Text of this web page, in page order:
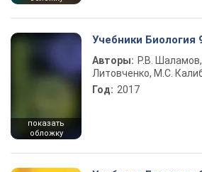
показать
обложку
Учебники Биология
Авторы: Р.В. Шаламов,
Литовченко, М.С.
Год: 2017